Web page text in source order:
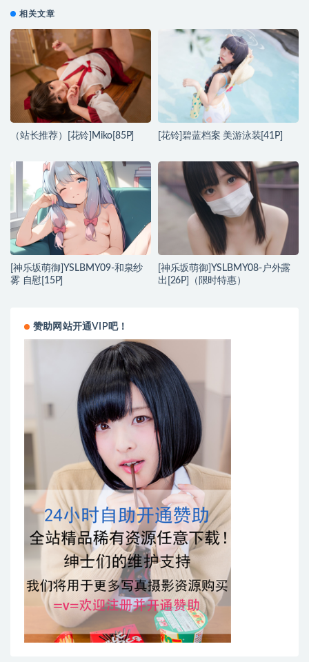
相关文章
（站长推荐）[花铃]Miko[85P] [花铃]碧蓝档案 美游泳装[41P]
[神乐坂萌御]YSLBMY09-和泉纱
雾 自慰[15P]
[神乐坂萌御]YSLBMY08-户外露
出[26P]（限时特惠）
赞助网站开通VIP吧！